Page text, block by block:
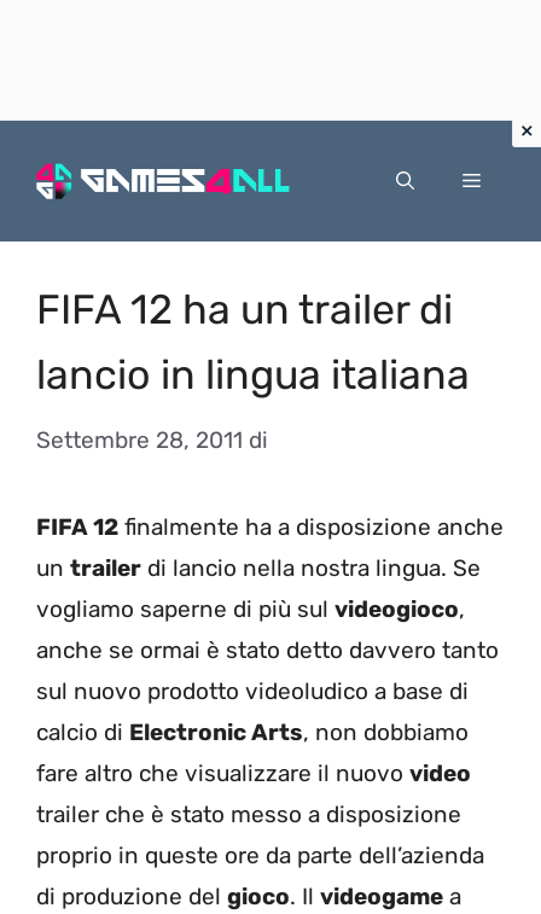
Menu
FIFA 12 ha un trailer di
lancio in lingua italiana
Settembre 28, 2011 di
FIFA 12 finalmente ha a disposizione anche
un trailer di lancio nella nostra lingua. Se
vogliamo saperne di più sul videogioco,
anche se ormai è stato detto davvero tanto
sul nuovo prodotto videoludico a base di
calcio di Electronic Arts, non dobbiamo
fare altro che visualizzare il nuovo video
trailer che è stato messo a disposizione
proprio in queste ore da parte dell’azienda
di produzione del gioco. Il videogame a